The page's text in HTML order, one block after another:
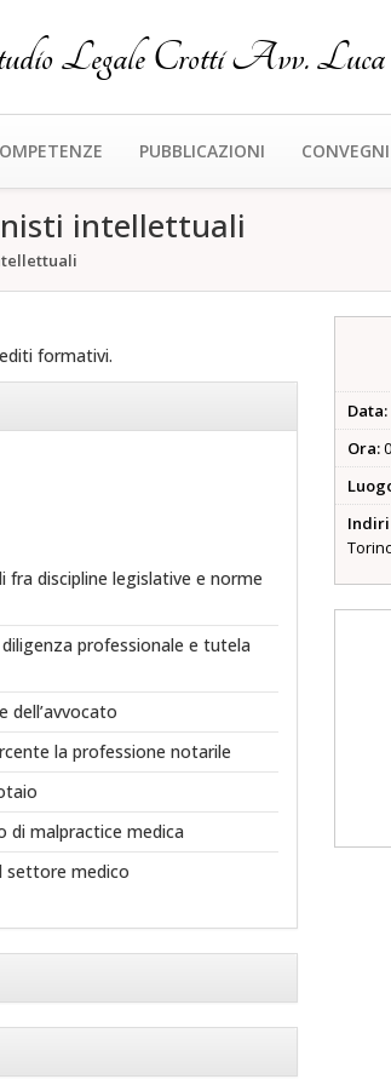
Legale Crotti Avv. Luca
PUBBLICAZIONI CONVEGNI
intellettuali
formativi.
discipline legislative e norme
professionale e tutela
dell’avvocato
la professione notarile
di malpractice medica
settore medico
Data:
Ora: